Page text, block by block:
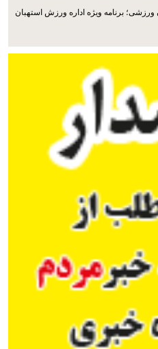
برنامه ویژه اداره ورزش استهبان